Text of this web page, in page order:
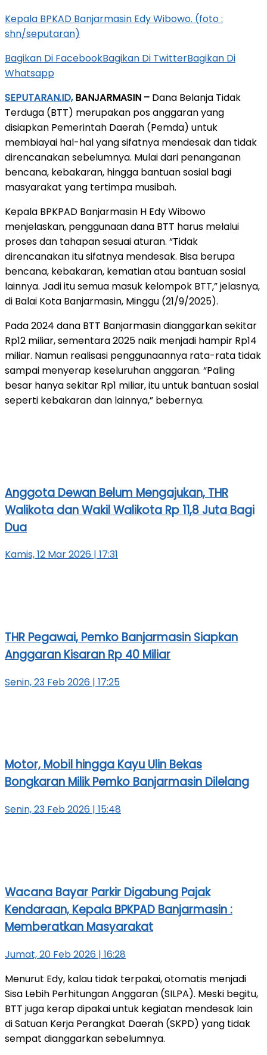
Kepala BPKAD Banjarmasin Edy Wibowo. (foto :
shn/seputaran)
Bagikan Di FacebookBagikan Di TwitterBagikan Di
Whatsapp
SEPUTARAN.ID,BANJARMASIN – Dana Belanja Tidak
Terduga (BTT) merupakan pos anggaran yang
disiapkan Pemerintah Daerah (Pemda) untuk
membiayai hal-hal yang sifatnya mendesak dan tidak
direncanakan sebelumnya. Mulai dari penanganan
bencana, kebakaran, hingga bantuan sosial bagi
masyarakat yang tertimpa musibah.
Kepala BPKPAD Banjarmasin H Edy Wibowo
menjelaskan, penggunaan dana BTT harus melalui
proses dan tahapan sesuai aturan. “Tidak
direncanakan itu sifatnya mendesak. Bisa berupa
bencana, kebakaran, kematian atau bantuan sosial
lainnya. Jadi itu semua masuk kelompok BTT,” jelasnya,
di Balai Kota Banjarmasin, Minggu (21/9/2025).
Pada 2024 dana BTT Banjarmasin dianggarkan sekitar
Rp12 miliar, sementara 2025 naik menjadi hampir Rp14
miliar. Namun realisasi penggunaannya rata-rata tidak
sampai menyerap keseluruhan anggaran. “Paling
besar hanya sekitar Rp1 miliar, itu untuk bantuan sosial
seperti kebakaran dan lainnya,” bebernya.
Anggota Dewan Belum Mengajukan, THR
Walikota dan Wakil Walikota Rp 11,8 Juta Bagi
Dua
Kamis, 12 Mar 2026 | 17:31
THR Pegawai, Pemko Banjarmasin Siapkan
Anggaran Kisaran Rp 40 Miliar
Senin, 23 Feb 2026 | 17:25
Motor, Mobil hingga Kayu Ulin Bekas
Bongkaran Milik Pemko Banjarmasin Dilelang
Senin, 23 Feb 2026 | 15:48
Wacana Bayar Parkir Digabung Pajak
Kendaraan, Kepala BPKPAD Banjarmasin :
Memberatkan Masyarakat
Jumat, 20 Feb 2026 | 16:28
Menurut Edy, kalau tidak terpakai, otomatis menjadi
Sisa Lebih Perhitungan Anggaran (SILPA). Meski begitu,
BTT juga kerap dipakai untuk kegiatan mendesak lain
di Satuan Kerja Perangkat Daerah (SKPD) yang tidak
sempat dianggarkan sebelumnya.